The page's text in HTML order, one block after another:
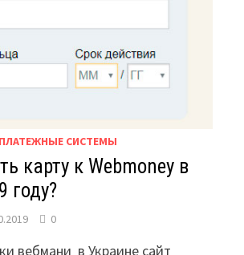
ПЛАТЕЖНЫЕ СИСТЕМЫ
карту к Webmoney в
году?
0
вебмани в Украине сайт